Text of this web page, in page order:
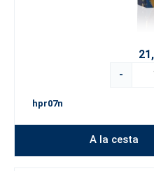
-
hpr07n
A la cesta